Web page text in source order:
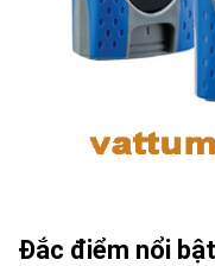
Đắc điểm nổi